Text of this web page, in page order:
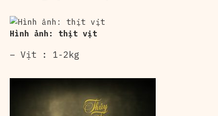
Hình ảnh: thịt vịt
– Vịt : 1-2kg